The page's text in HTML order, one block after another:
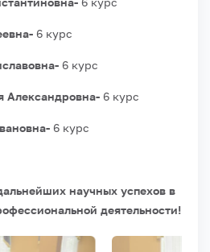
6 курс
6 курс
Александровна- 6 курс
6 курс
научных успехов в
деятельности!